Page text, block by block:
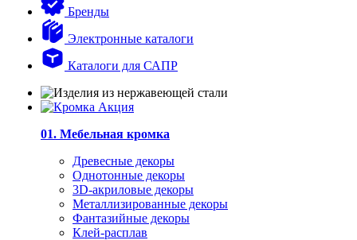
Бренды
Электронные каталоги
Каталоги для САПР
01. Мебельная кромка
Древесные декоры
Однотонные декоры
3D-акриловые декоры
Металлизированные декоры
Фантазийные декоры
Клей-расплав